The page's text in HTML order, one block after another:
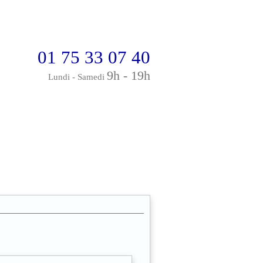
01 75 33 07 40
Lundi - Samedi 9h - 19h